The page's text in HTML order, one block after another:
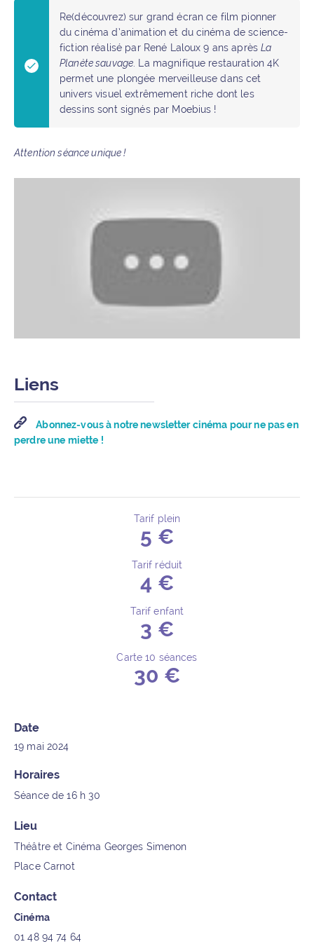
Re(découvrez) sur grand écran ce film pionner
du cinéma d’animation et du cinéma de science-
fiction réalisé par René Laloux 9 ans aprèsLa
Planète sauvage . La magnifique restauration 4K
permet une plongée merveilleuse dans cet
univers visuel extrêmement riche dont les
dessins sont signés par Moebius !
Attention séance unique !
Liens
Abonnez-vous à notre newsletter cinéma pour ne pas en
perdre une miette !
Tarif plein
5 €
Tarif réduit
4 €
Tarif enfant
3 €
Carte 10 séances
30 €
Date
19 mai 2024
Horaires
Séance de 16 h 30
Lieu
Théâtre et Cinéma Georges Simenon
Place Carnot
Contact
Cinéma
01 48 94 74 64